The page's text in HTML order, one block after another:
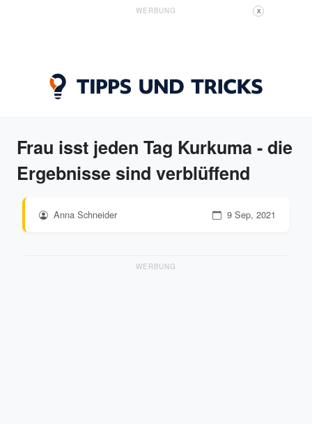
WERBUNG X
Frau isst jeden Tag Kurkuma - die
Ergebnisse sind verblüffend
Anna Schneider 9 Sep, 2021
WERBUNG